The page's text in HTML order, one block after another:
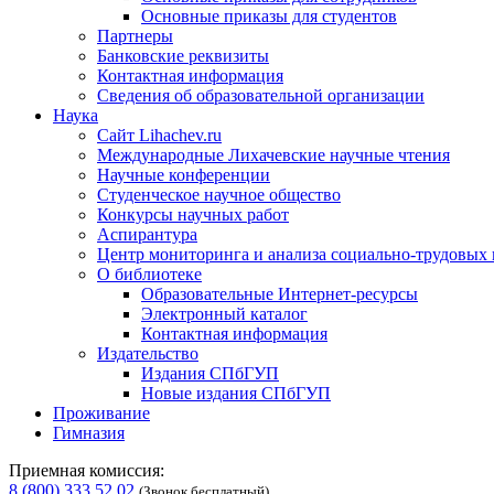
Основные приказы для студентов
Партнеры
Банковские реквизиты
Контактная информация
Сведения об образовательной организации
Наука
Сайт Lihachev.ru
Международные Лихачевские научные чтения
Научные конференции
Студенческое научное общество
Конкурсы научных работ
Аспирантура
Центр мониторинга и анализа социально-трудовых
О библиотеке
Образовательные Интернет-ресурсы
Электронный каталог
Контактная информация
Издательство
Издания СПбГУП
Новые издания СПбГУП
Проживание
Гимназия
Приемная комиссия:
8 (800) 333 52 02